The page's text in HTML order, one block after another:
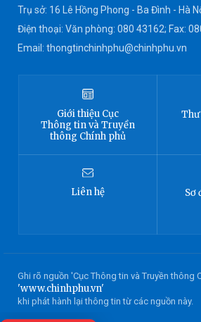
Trụ sở: 16 Lê Hồng Phong - Ba Đình - Hà
Điện thoại: Văn phòng: 080 43162; Fax:
Email: thongtinchinhphu@chinhphu.vn
Giới thiệu Cục
Thông tinvà Truyền
thông Chính phủ
Liên hệ Sơ
Ghi rõ nguồn 'Cục Thông tin và Truyền thông
'www.chinhphu.vn'
khi phát hành lại thông tin từ các nguồn này.